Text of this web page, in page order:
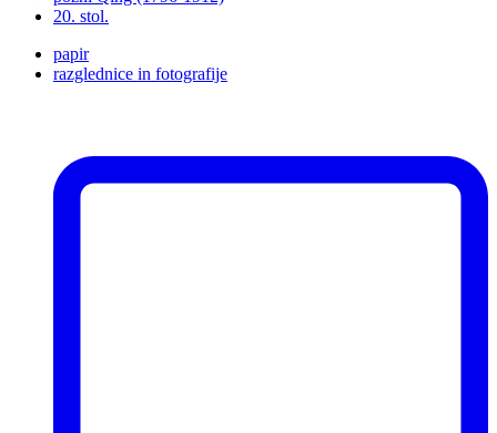
20. stol.
papir
razglednice in fotografije